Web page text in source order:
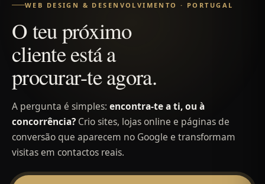
WEB DESIGN & DESENVOLVIMENTO · PORTUGAL
Oteupróximo
clienteestáa
procurar-teagora.
A pergunta é simples: encontra-te a ti, ou à
concorrência? Crio sites, lojas online e páginas de
conversão que aparecem no Google e transformam
visitas em contactos reais.